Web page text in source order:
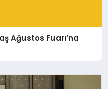
Ağustos Fuarı’na